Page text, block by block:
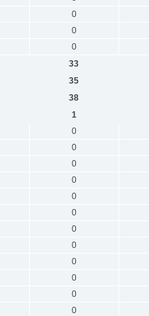
0
0
0
33
35
38
1
0
0
0
0
0
0
0
0
0
0
0
0